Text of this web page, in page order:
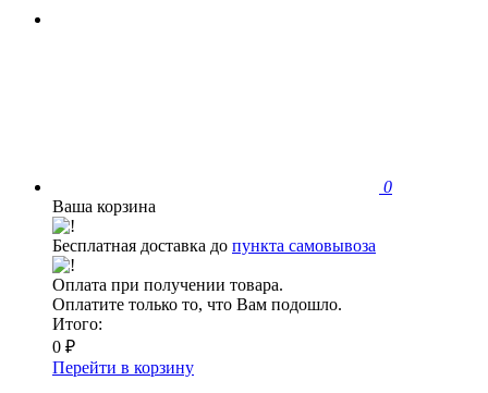
0
Ваша корзина
Бесплатная доставка до пункта самовывоза
Оплата при получении товара.
Оплатите только то, что Вам подошло.
Итого:
0 ₽
Перейти в корзину